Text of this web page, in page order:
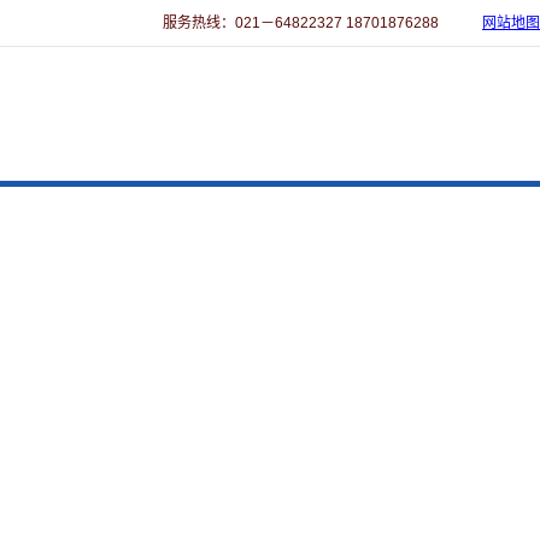
服务热线：021－64822327 18701876288 网站地图